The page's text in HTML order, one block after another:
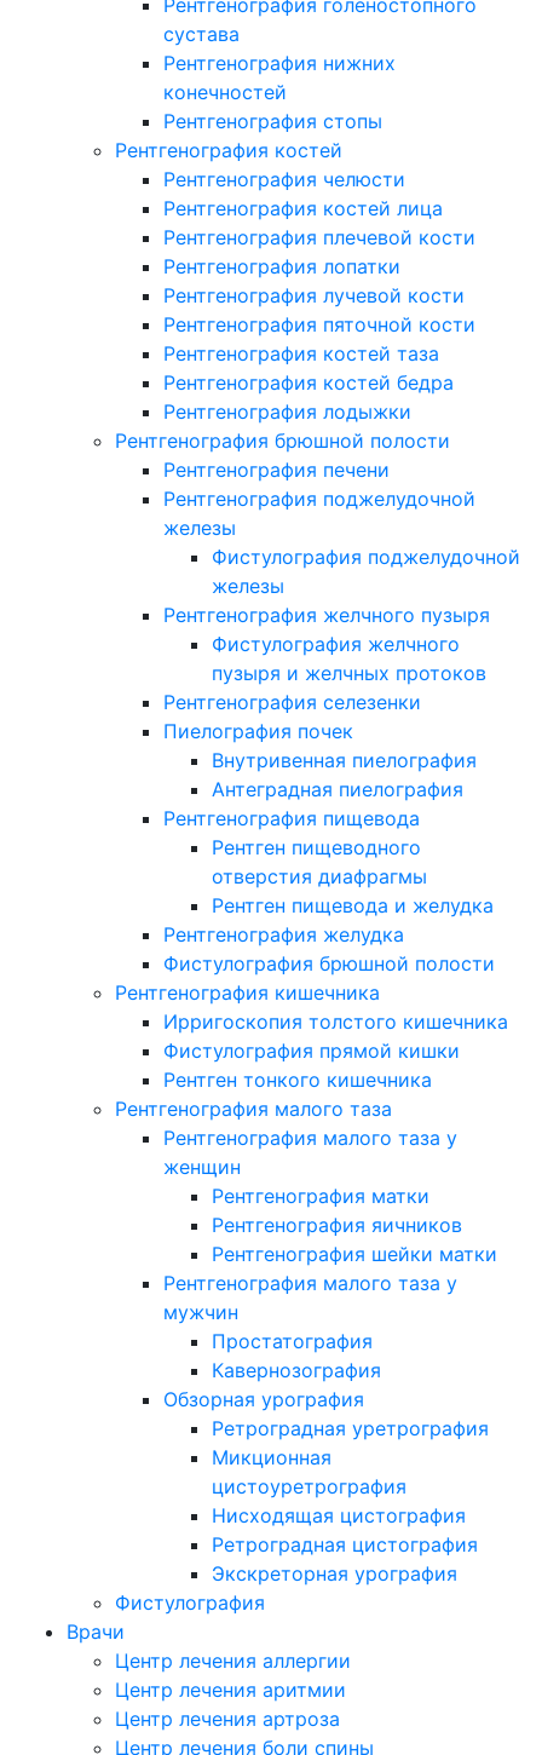
Рентгенография голеностопного
сустава
Рентгенография нижних
конечностей
Рентгенография стопы
Рентгенография костей
Рентгенография челюсти
Рентгенография костей лица
Рентгенография плечевой кости
Рентгенография лопатки
Рентгенография лучевой кости
Рентгенография пяточной кости
Рентгенография костей таза
Рентгенография костей бедра
Рентгенография лодыжки
Рентгенография брюшной полости
Рентгенография печени
Рентгенография поджелудочной
железы
Фистулография поджелудочной
железы
Рентгенография желчного пузыря
Фистулография желчного
пузыря и желчных протоков
Рентгенография селезенки
Пиелография почек
Внутривенная пиелография
Антеградная пиелография
Рентгенография пищевода
Рентген пищеводного
отверстия диафрагмы
Рентген пищевода и желудка
Рентгенография желудка
Фистулография брюшной полости
Рентгенография кишечника
Ирригоскопия толстого кишечника
Фистулография прямой кишки
Рентген тонкого кишечника
Рентгенография малого таза
Рентгенография малого таза у
женщин
Рентгенография матки
Рентгенография яичников
Рентгенография шейки матки
Рентгенография малого таза у
мужчин
Простатография
Кавернозография
Обзорная урография
Ретроградная уретрография
Микционная
цистоуретрография
Нисходящая цистография
Ретроградная цистография
Экскреторная урография
Фистулография
Врачи
Центр лечения аллергии
Центр лечения аритмии
Центр лечения артроза
Центр лечения боли спины